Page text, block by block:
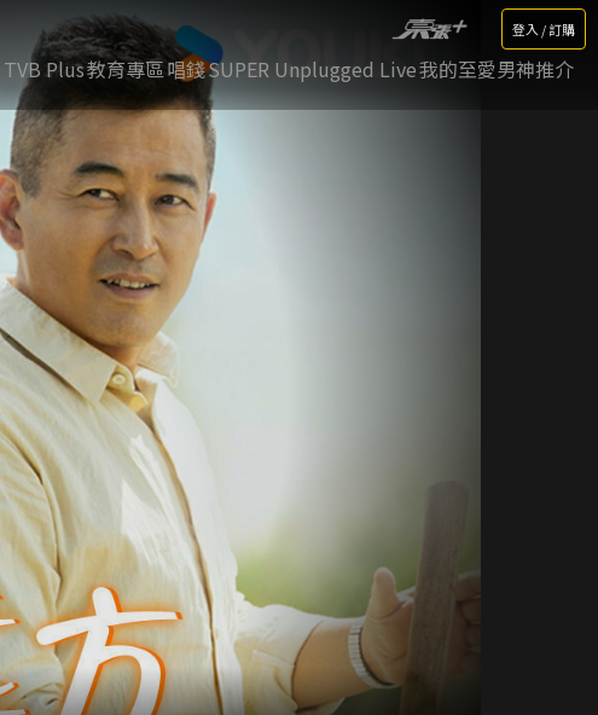
登入 / 訂購
TVB Plus教育專區唱錢SUPER Unplugged Live我的至愛男神推介